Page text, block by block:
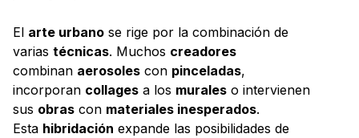
El arte urbano se rige por la combinación de
varias técnicas. Muchos creadores
combinan aerosoles con pinceladas,
incorporan collages a los murales o intervienen
sus obras con materiales inesperados.
Esta hibridación expande las posibilidades de